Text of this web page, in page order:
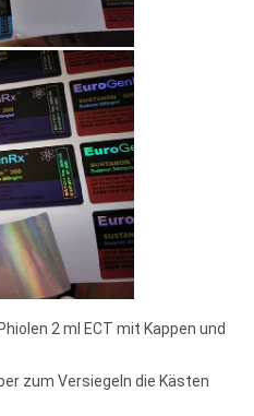
2 ml ECT mit Kappen und
zum Versiegeln die Kästen